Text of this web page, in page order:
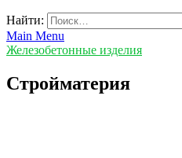
Найти:
Main Menu
Железобетонные изделия
Стройматерия